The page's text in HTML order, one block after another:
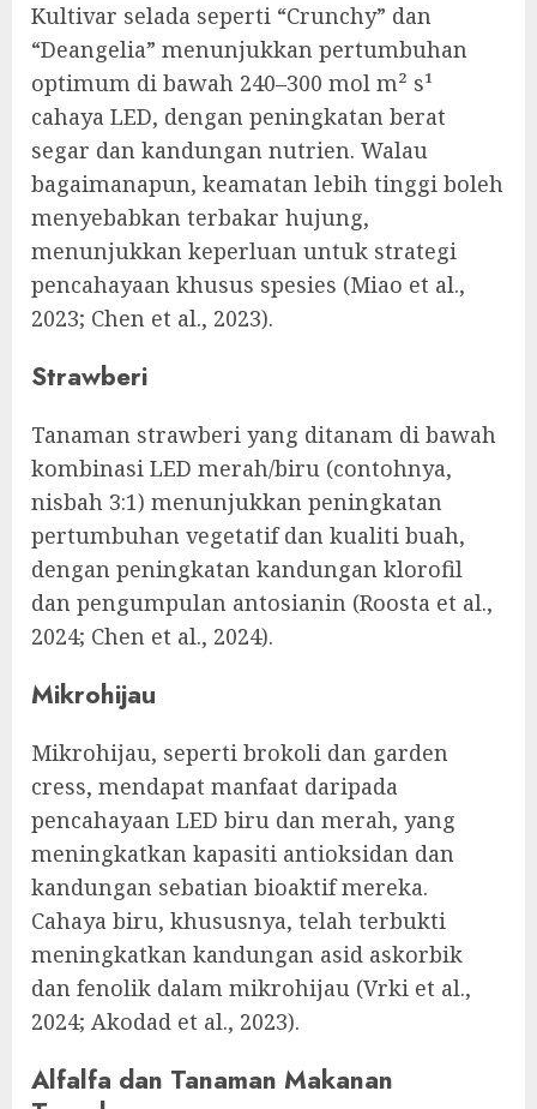
Kultivar selada seperti “Crunchy” dan
“Deangelia” menunjukkan pertumbuhan
optimum di bawah 240–300 mol m² s¹
cahaya LED, dengan peningkatan berat
segar dan kandungan nutrien. Walau
bagaimanapun, keamatan lebih tinggi boleh
menyebabkan terbakar hujung,
menunjukkan keperluan untuk strategi
pencahayaan khusus spesies (Miao et al.,
2023; Chen et al., 2023).
Strawberi
Tanaman strawberi yang ditanam di bawah
kombinasi LED merah/biru (contohnya,
nisbah 3:1) menunjukkan peningkatan
pertumbuhan vegetatif dan kualiti buah,
dengan peningkatan kandungan klorofil
dan pengumpulan antosianin (Roosta et al.,
2024; Chen et al., 2024).
Mikrohijau
Mikrohijau, seperti brokoli dan garden
cress, mendapat manfaat daripada
pencahayaan LED biru dan merah, yang
meningkatkan kapasiti antioksidan dan
kandungan sebatian bioaktif mereka.
Cahaya biru, khususnya, telah terbukti
meningkatkan kandungan asid askorbik
dan fenolik dalam mikrohijau (Vrki et al.,
2024; Akodad et al., 2023).
Alfalfa dan Tanaman Makanan